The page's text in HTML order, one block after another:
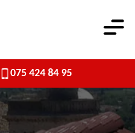
075 424 84 95